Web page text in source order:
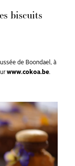
biscuits
de Boondael, à
www.cokoa.be.